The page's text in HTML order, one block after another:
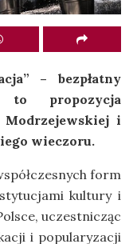
– bezpłatny
to propozycja
i
wieczoru.
form
kultury i
uczestnicząc
i popularyzacji